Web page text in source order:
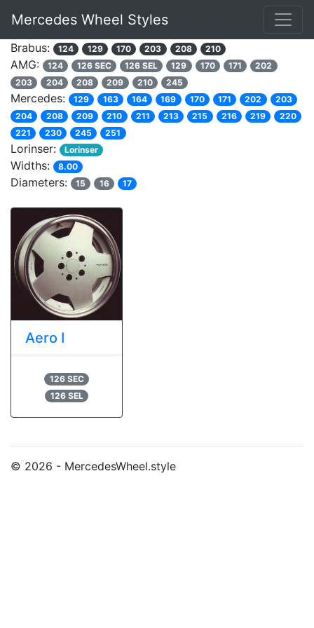
Mercedes Wheel Styles
Brabus: 124 129 170 203 208 210
AMG: 124 126 SEC 126 SEL 129 170 171
202
203
204 208 209 210 245
Mercedes: 129 163 164 169 170 171 202
203
204
208 209 210 211 213 215 216 219
220
221
230 245 251
Lorinser: Lorinser
Widths: 8.00
Diameters: 15 16 17
Aero I
126 SEC
126 SEL
© 2026 - MercedesWheel.style